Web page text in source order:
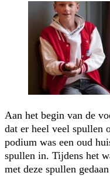
Aan het begin van de
dat er heel veel spullen
podium was een oud
spullen in. Tijdens het
met deze spullen